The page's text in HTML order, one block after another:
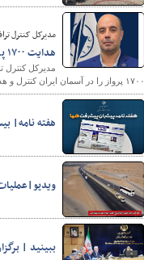
شهرسازی
مدیرکل کنترل
هدایت ۱۷۰۰ پرواز روزانه بر فراز آسمان ایران توسط کنترلرها
مدیرکل
۱۷۰۰ پرواز را در آسمان ایران کنترل و هدایت می‌کنند.
هفته نامه|
ببینید |